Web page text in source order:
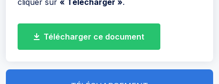
Télécharger ce document